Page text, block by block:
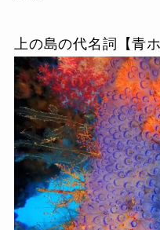
上の島の代名詞【青